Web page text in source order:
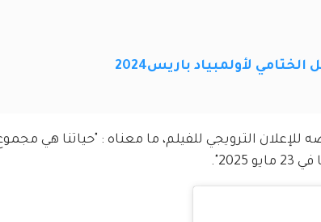
لأولمبياد باريس2024
الترويجي للفيلم، ما معناه : "حياتنا هي مجموع